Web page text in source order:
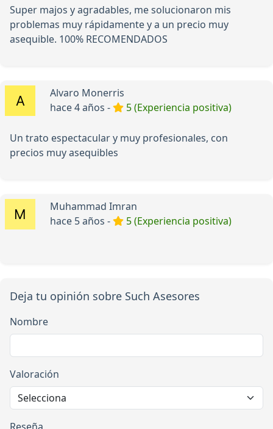
Super majos y agradables, me solucionaron mis
problemas muy rápidamente y a un precio muy
asequible. 100% RECOMENDADOS
Alvaro Monerris
hace 4 años -
5 (Experiencia positiva)
Un trato espectacular y muy profesionales, con
precios muy asequibles
Muhammad Imran
hace 5 años -
5 (Experiencia positiva)
Deja tu opinión sobre Such Asesores
Nombre
Valoración